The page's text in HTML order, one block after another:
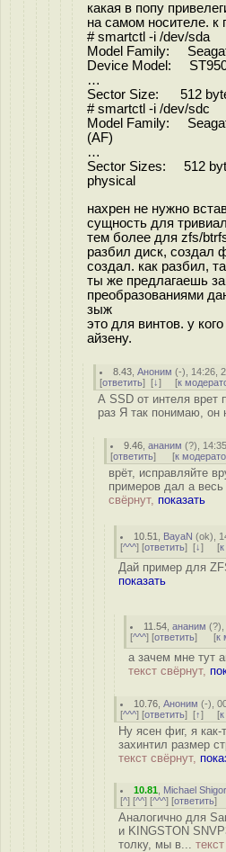
какая в попу
на самом носителе. к
# smartctl -i /dev/sda
Model Family:
Device Model:
…
Sector Size: 512
# smartctl -i /dev/sdc
Model Family:
(AF)
…
Sector Sizes: 512
physical
нахрен не нужно
сущность для
тем более для zfs/
разбил диск, создал
создал. как разбил,
ты же предлагаешь
преобразованиями
зыж
это для винтов. у
айзену.
8.43 ,Аноним (-), 14:26,
[ответить] [↓] [к
А SSD от интеля врет
раз Я так понимаю, он
9.46 ,ананим (?),
[ответить] [к
врёт, исправляйте
примеров дал а
свёрнут, показать
10.51 BayaN (ok),
[^^^] [ответить] [↓] [
Дай пример для
показать
11.54 ,ананим (?),
[^^^] [ответить] [к
а зачем мне тут
текст свёрнут,
10.76 ,Аноним (-),
[^^^] [ответить] [↑] [
Ну ясен фиг, я
захинтил размер
текст свёрнут,
10.81 Michael
[^] [^^] [^^^] [ответить]
Аналогично для
и KINGSTON
толку, мы в...